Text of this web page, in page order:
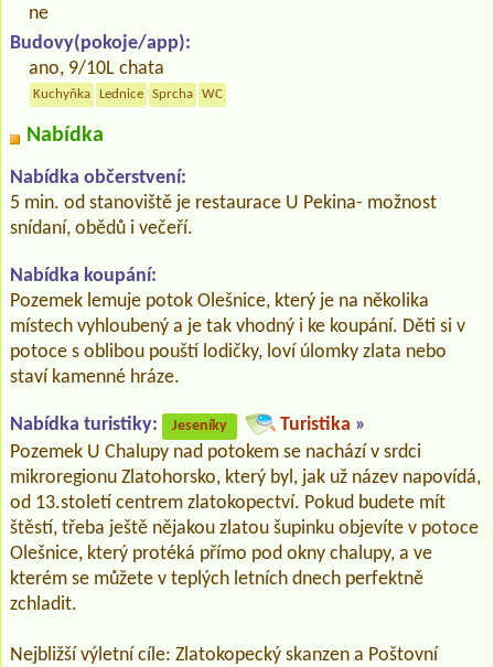
ne
Budovy(pokoje/app):
ano, 9/10L chata
Kuchyňka Lednice Sprcha WC
Nabídka
Nabídka občerstvení:
5 min. od stanoviště je restaurace U Pekina- možnost
snídaní, obědů i večeří.
Nabídka koupání:
Pozemek lemuje potok Olešnice, který je na několika
místech vyhloubený a je tak vhodný i ke koupání. Děti si v
potoce s oblibou pouští lodičky, loví úlomky zlata nebo
staví kamenné hráze.
Nabídka turistiky: Jeseníky Turistika »
Pozemek U Chalupy nad potokem se nachází v srdci
mikroregionu Zlatohorsko, který byl, jak už název napovídá,
od 13.století centrem zlatokopectví. Pokud budete mít
štěstí, třeba ještě nějakou zlatou šupinku objevíte v potoce
Olešnice, který protéká přímo pod okny chalupy, a ve
kterém se můžete v teplých letních dnech perfektně
zchladit.
Nejbližší výletní cíle: Zlatokopecký skanzen a Poštovní